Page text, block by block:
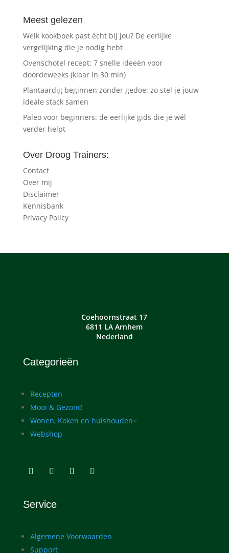
Meest gelezen
Welk kookboek past écht bij jou? De eerlijke
vergelijking die je nodig hebt
Ovenschotel recept: 7 snelle ideeën voor
doordeweeks (klaar in 30 min)
Plantaardig beginnen zonder gedoe: zo stel je jouw
ideale stack samen
Paleo voor beginners: de eerlijke gids die je wél
verder helpt
Over Droog Trainers:
Contact
Over mij
Disclaimer
Kennisbank
Privacy Policy
Coehoornstraat 17
6811 LA Arnhem
Nederland
Categorieën
Recepten
Mooi & Gezond
Wonen, Koken en huishouden<
Webshop
Service
Algemene Voorwaarden
Support